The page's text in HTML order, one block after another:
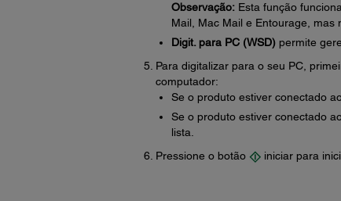
Observação:Esta função
Mail, Mac Mail e Entourage, mas
Digit. para PC (WSD)permite
Para digitalizar para o seu PC,
computador:
Se o produto estiver conectado
Se o produto estiver conectado
lista.
Pressione o botão
iniciar para